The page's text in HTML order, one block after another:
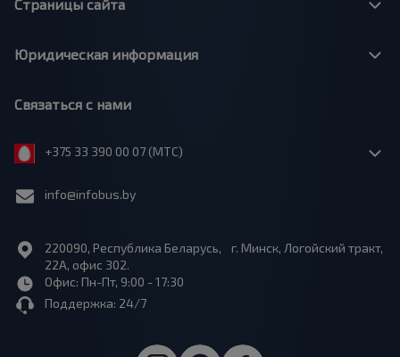
Страницы сайта
Юридическая информация
Связаться с нами
+375 33 390 00 07 (МТС)
info@infobus.by
220090, Республика Беларусь, г. Минск, Логойский тракт,
22А, офис 302.
Офис: Пн-Пт, 9:00 - 17:30
Поддержка: 24/7